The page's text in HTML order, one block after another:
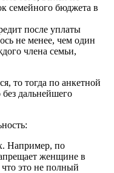
семейного бюджета в
после уплаты
не менее, чем один
члена семьи,
то тогда по анкетной
без дальнейшего
Например, по
женщине в
что это не полный